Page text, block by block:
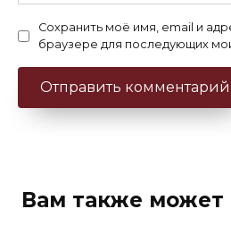
Сохранить моё имя, email и
браузере для последующих
Вам также может